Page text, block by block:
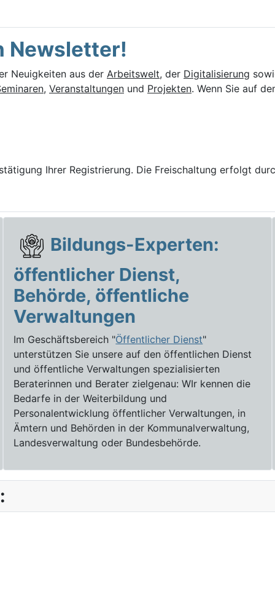
Newsletter!
Neuigkeiten aus der Arbeitswelt, der Digitalisierung
, Veranstaltungen und Projekten. Wenn Sie auf
Ihrer Registrierung. Die Freischaltung erfolgt
Bildungs-Experten:
öffentlicher Dienst,
Behörde, öffentliche
Verwaltungen
Im Geschäftsbereich "Öffentlicher Dienst"
unterstützen Sie unsere auf den öffentlichen Dienst
und öffentliche Verwaltungen spezialisierten
Beraterinnen und Berater zielgenau: WIr kennen die
Bedarfe in der Weiterbildung und
Personalentwicklung öffentlicher Verwaltungen, in
Ämtern und Behörden in der Kommunalverwaltung,
Landesverwaltung oder Bundesbehörde.